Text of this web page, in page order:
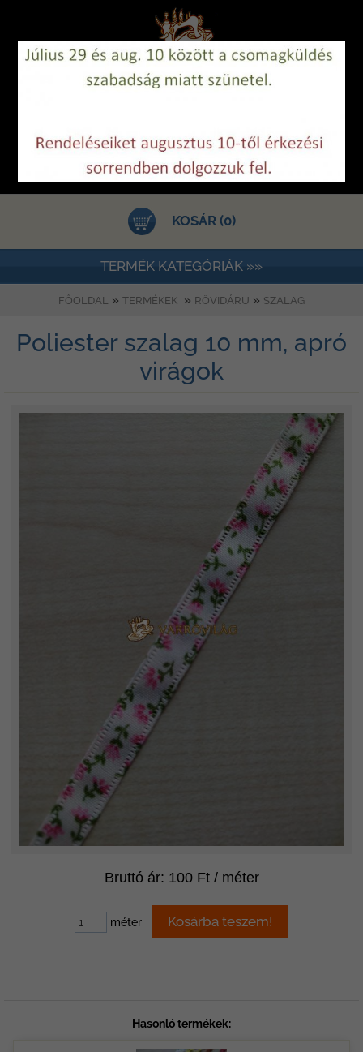
KOSÁR (0)
TERMÉK KATEGÓRIÁK »»
FŐOLDAL » TERMÉKEK » RÖVIDÁRU » SZALAG
Poliester szalag 10 mm, apró
virágok
Bruttó ár: 100 Ft / méter
méter
Hasonló termékek: